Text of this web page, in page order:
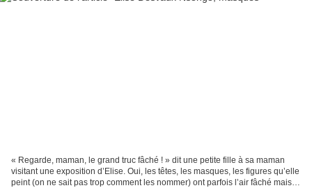
« Regarde, maman, le grand truc fâché ! » dit une petite fille à sa maman
visitant une exposition d’Elise. Oui, les têtes, les masques, les figures qu’elle
peint (on ne sait pas trop comment les nommer) ont parfois l’air fâché mais